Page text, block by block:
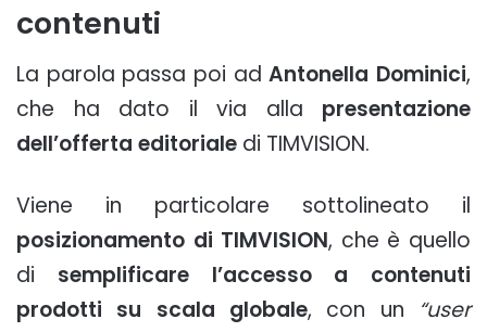
contenuti
La parola passa poi adAntonella Dominici,
che ha dato il via alla presentazione
dell’offerta editoriale di TIMVISION.
Viene in particolare sottolineato il
posizionamento di TIMVISION, che è quello
di semplificare l’accesso a contenuti
prodotti su scala globale, con un
“user